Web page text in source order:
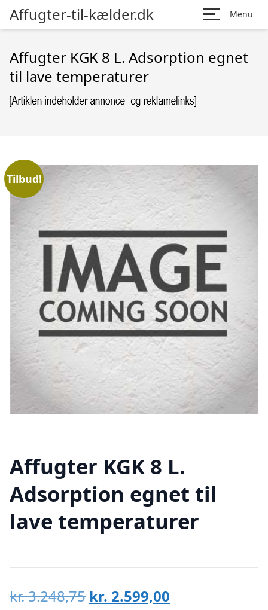
Affugter-til-kælder.dk Menu
Affugter KGK 8 L. Adsorption egnet
til lave temperaturer
Tilbud!
Affugter KGK 8 L.
Adsorption egnet til
lave temperaturer
kr.3.248,75 Den
kr. 2.599,00